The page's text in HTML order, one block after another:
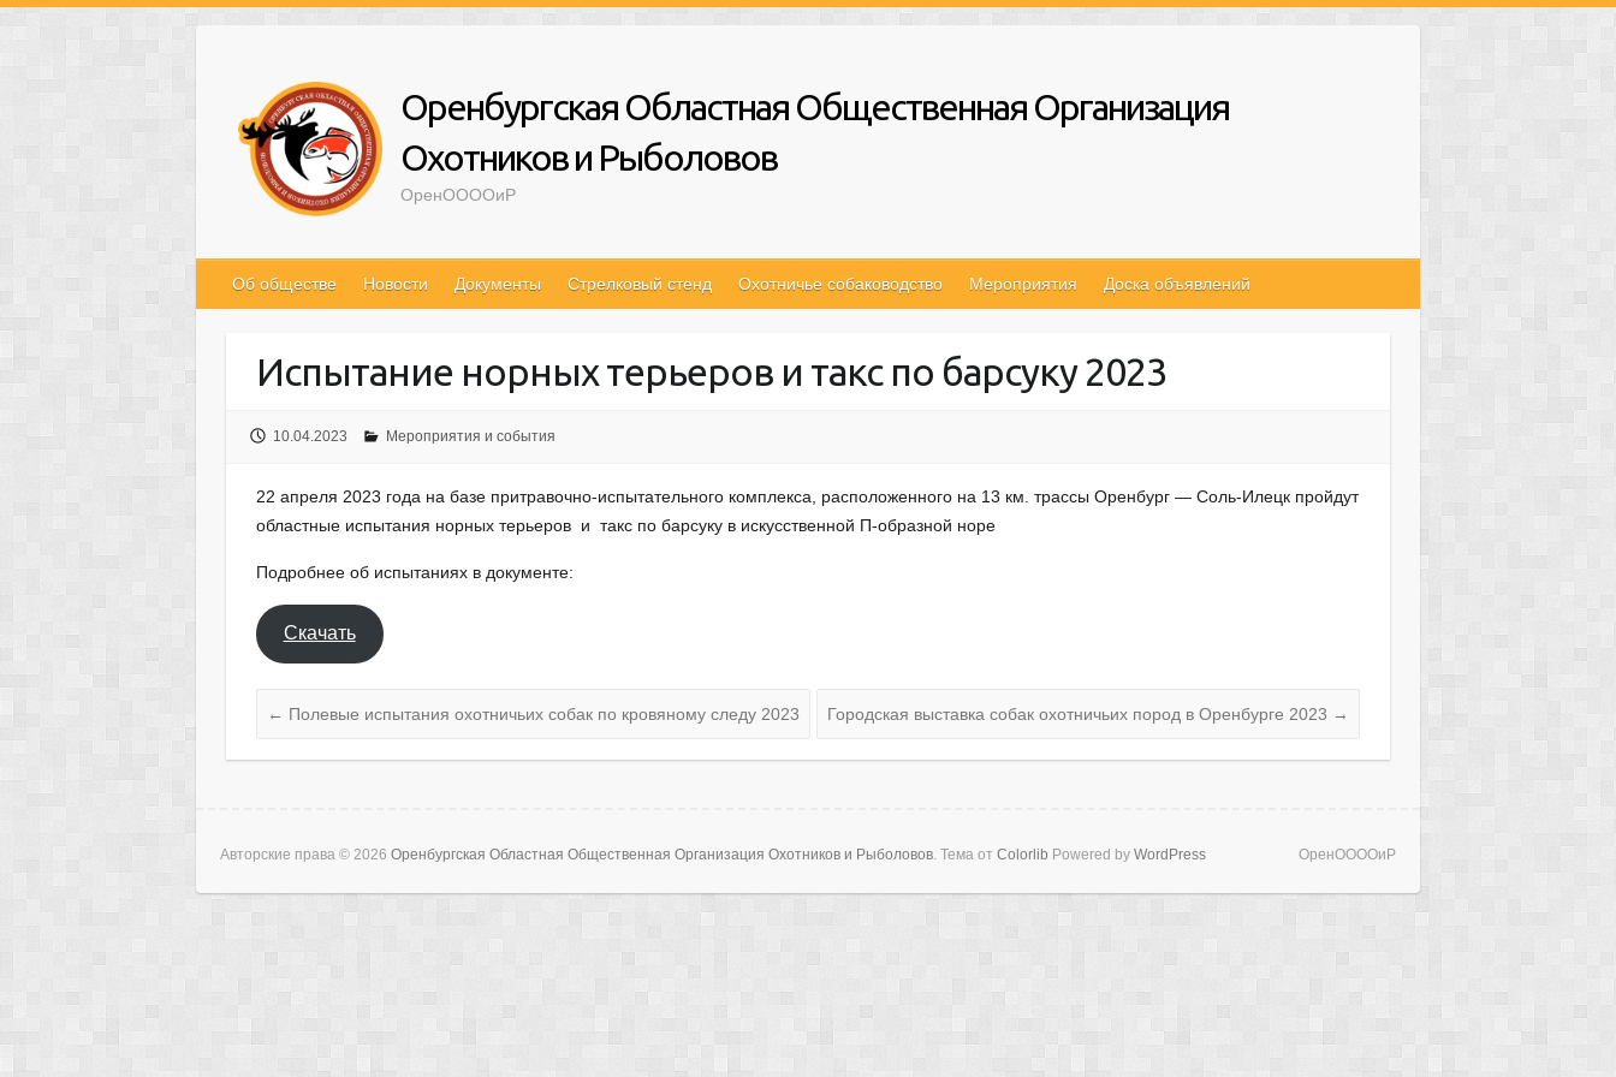
Оренбургская Областная Общественная Организация
Охотников и Рыболовов
ОренООООиР
Об обществе Новости Документы Стрелковый стенд Охотничье собаководство Мероприятия Доска объявлений
Испытание норных терьеров и такс по барсуку 2023
10.04.2023 Мероприятия и события
22 апреля 2023 года на базе притравочно-испытательного комплекса, расположенного на 13 км. трассы Оренбург — Соль-Илецк пройдут
областные испытания норных терьеров и такс по барсуку в искусственной П-образной норе
Подробнее об испытаниях в документе:
Скачать
← Полевые испытания охотничьих собак по кровяному следу 2023 Городская выставка собак охотничьих пород в Оренбурге 2023 →
Авторские права © 2026 Оренбургская Областная Общественная Организация Охотников и Рыболовов. Тема от Colorlib Powered by WordPress ОренООООиР